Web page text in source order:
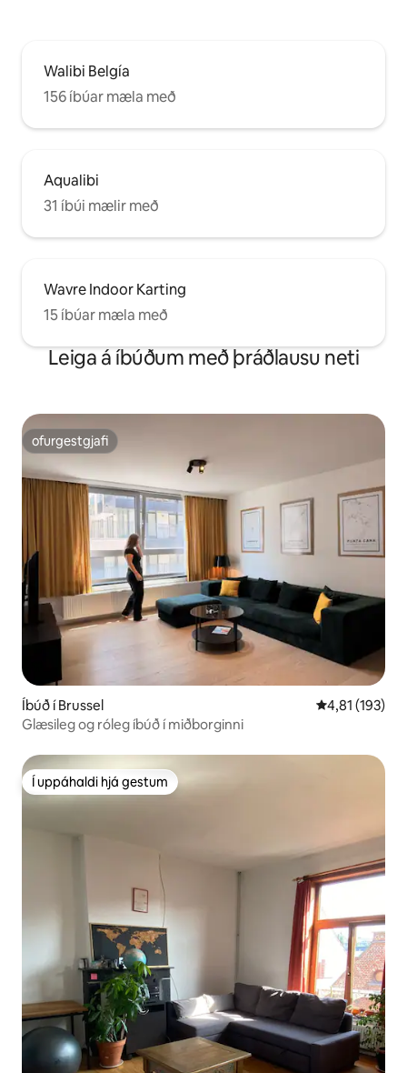
Walibi Belgía
156 íbúar mæla með
Aqualibi
31 íbúi mælir með
Wavre Indoor Karting
15 íbúar mæla með
Leiga á íbúðum með þráðlausu neti
ofurgestgjafi
ofurgestgjafi
Íbúð í Brussel 4,81 af 5 í
4,81 (193)
Glæsileg og róleg íbúð í miðborginni
Í uppáhaldi hjá gestum
Í uppáhaldi hjá gestum